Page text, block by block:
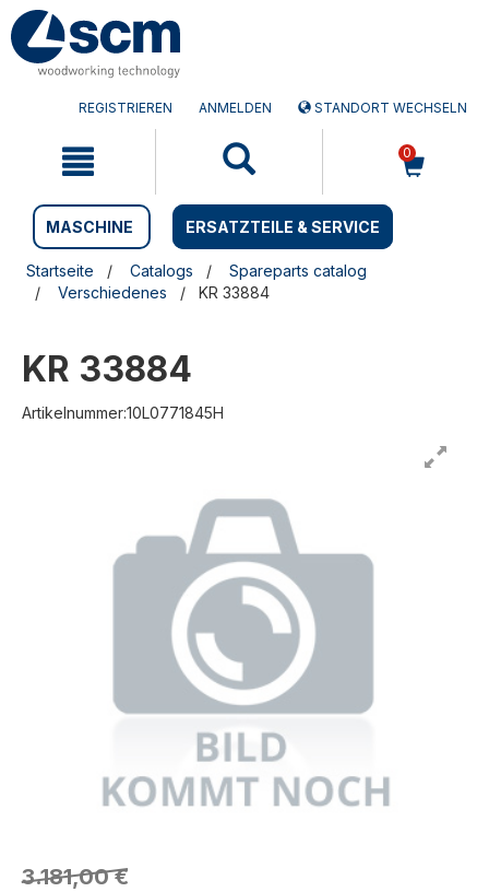
Zum
Inhalt
springen
Zum
Navigationsmen�
springen
REGISTRIEREN ANMELDEN STANDORT WECHSELN
0
MASCHINE ERSATZTEILE & SERVICE
Startseite Catalogs
Spareparts catalog
Verschiedenes
KR 33884
KR 33884
Artikelnummer:10L0771845H
3.181,00 €